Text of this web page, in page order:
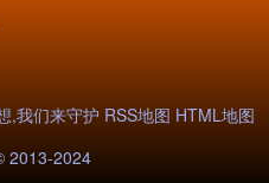
,我们来守护 RSS地图 HTML地图
2013-2024